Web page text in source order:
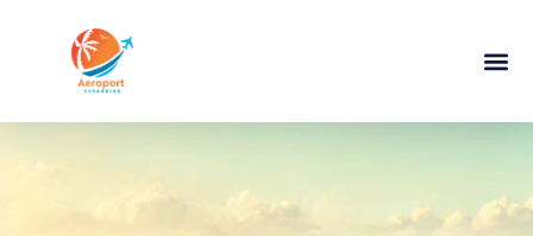
Partenza